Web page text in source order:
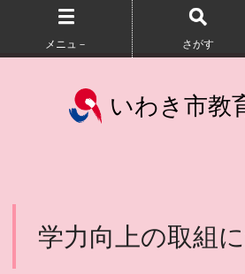
メニュ－ さがす
いわき市教
学力向上の取組